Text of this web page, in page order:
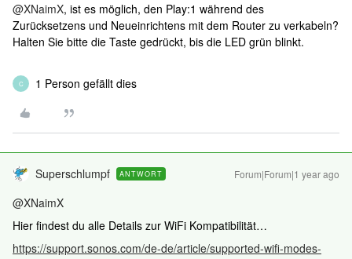
@XNaimX, ist es möglich, den Play:1 während des
Zurücksetzens und Neueinrichtens mit dem Router zu verkabeln?
Halten Sie bitte die Taste gedrückt, bis die LED grün blinkt.
C 1 Person gefällt dies
Superschlumpf ANTWORT Forum|Forum|1 year ago
@XNaimX
Hier findest du alle Details zur WiFi Kompatibilität…
https://support.sonos.com/de-de/article/supported-wifi-modes-